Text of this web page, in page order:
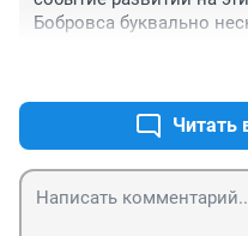
Бобровса буквально
Читать